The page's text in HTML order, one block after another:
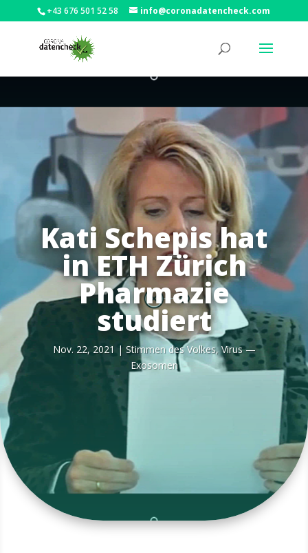
+43 676 501 52 58 info@coronadatencheck.com
Kati Schepis hat
in ETH Zürich
Pharmazie
studiert
Nov. 22, 2021 | Stim­men des Vol­kes,Virus —
Exosomen